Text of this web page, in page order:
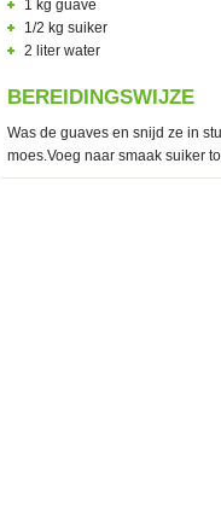
1 kg guave
1/2 kg suiker
2 liter water
BEREIDINGSWIJZE
Was de guaves en snijd ze in
moes.Voeg naar smaak suiker